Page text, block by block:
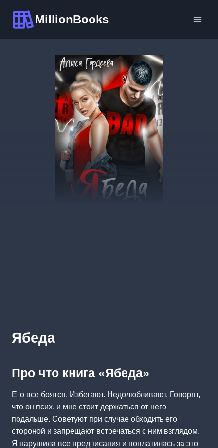
содержимому
MillionBooks
Ябеда
Про что книга «Ябеда»
Его все боятся. Избегают. Недолюбливают. Говорят,
что он псих, и мне стоит держаться от него
подальше. Советуют при случае обходить его
стороной и запрещают встречаться с ним взглядом.
Я нарушила все предписания и поплатилась за это